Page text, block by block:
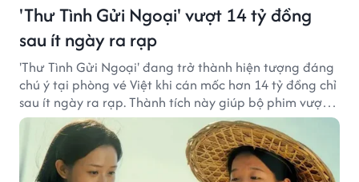
'Thư Tình Gửi Ngoại' vượt 14 tỷ đồng
sau ít ngày ra rạp
'Thư Tình Gửi Ngoại' đang trở thành hiện tượng đáng
chú ý tại phòng vé Việt khi cán mốc hơn 14 tỷ đồng chỉ
sau ít ngày ra rạp. Thành tích này giúp bộ phim vượt
kỳ vọng ban đầu và duy trì sức hút giữa cuộc cạnh
tranh của nhiều tác phẩm lớn.